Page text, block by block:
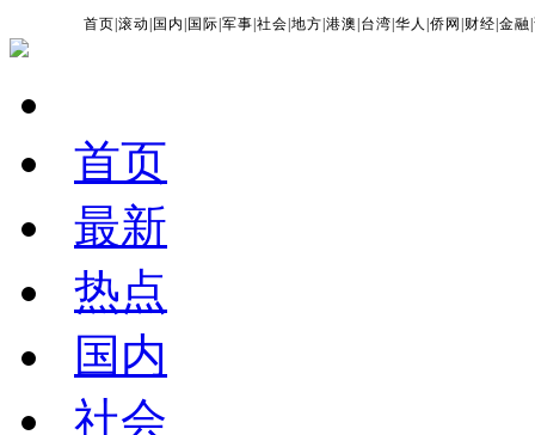
首页 |滚动 国内 国际 |军事 |社会 |地方 |港澳 台湾 |华人 |侨网 财经 |金融 |
首页
最新
热点
国内
社会